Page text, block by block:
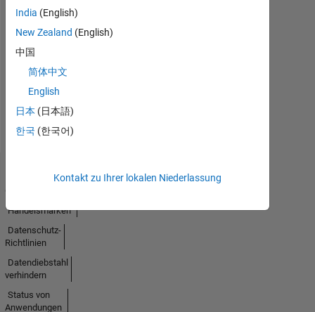
Keine
Aktivität
India (English)
New Zealand (English)
中国
简体中文
English
日本 (日本語)
한국 (한국어)
Kontakt zu Ihrer lokalen Niederlassung
Handelsmarken
Datenschutz-
Richtlinien
Datendiebstahl
verhindern
Status von
Anwendungen